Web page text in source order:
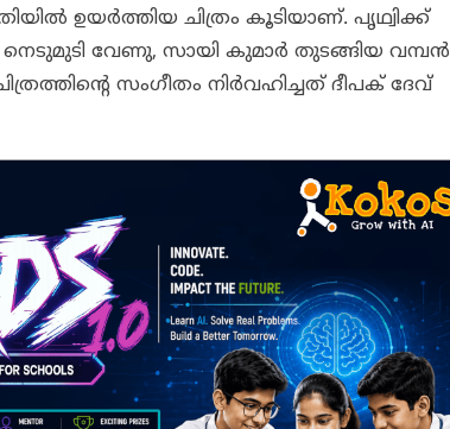
ഉയർത്തിയ ചിത്രം കൂടിയാണ്. പൃഥ്വിക്ക്
നെടുമുടി വേണു, സായി കുമാർ തുടങ്ങിയ വമ്പൻ
സംഗീതം നിർവഹിച്ചത് ദീപക് ദേവ്